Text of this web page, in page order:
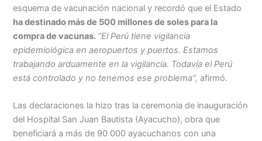
esquema de vacunación nacional y recordó que el Estado
ha destinado más de 500 millones de soles para la
compra de vacunas. “El Perú tiene vigilancia
epidemiológica en aeropuertos y puertos. Estamos
trabajando arduamente en la vigilancia. Todavía el Perú
está controlado y no tenemos ese problema”,afirmó.
Las declaraciones la hizo tras la ceremonia de inauguración
del Hospital San Juan Bautista (Ayacucho), obra que
beneficiará a más de 90 000 ayacuchanos con una